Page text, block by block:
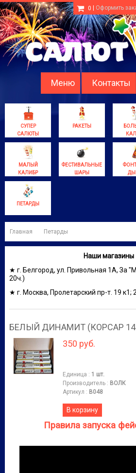
0 Оформить
Меню Контакты
СУПЕР
САЛЮТЫ
РАКЕТЫ
МАЛЫЙ
КАЛИБР
ФЕСТИВАЛЬНЫЕ
ШАРЫ
ПЕТАРДЫ
Главная Петарды
Наши магазины
★ г. Белгород, ул. Привольная 1А, За
20ч.)
★ г. Москва, Пролетарский пр-т. 19 к1;
БЕЛЫЙ ДИНАМИТ (КОРСАР 14-
350 руб.
Единица : 1 шт.
Производитель : ВОЛК
Артикул : В048
В корзину
Правила запуска